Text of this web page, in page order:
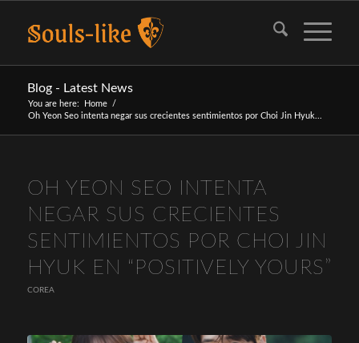
Blog - Latest News
You are here: Home
/
Oh Yeon Seo intenta negar sus crecientes sentimientos por Choi Jin Hyuk...
OH YEON SEO INTENTA
NEGAR SUS CRECIENTES
SENTIMIENTOS POR CHOI JIN
HYUK EN “POSITIVELY YOURS”
COREA